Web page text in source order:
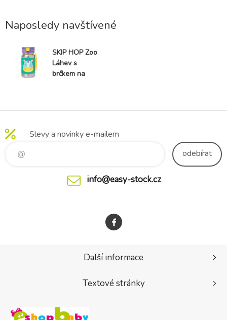
Naposledy navštívené
SKIP HOP Zoo
Láhev s
brčkem na
Slevy a novinky e-mailem
odebírat
info@easy-stock.cz
Další informace
Textové stránky